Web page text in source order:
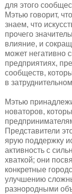
для этого
Мэтью говорит,
знаем, что
прочего
влияние, и
может негативно
предприятиях,
сообществ,
в
Мэтью
новаторов,
Представители
ярую поддержку
активность с
хваткой; они
конкретные
улучшению
разнородными